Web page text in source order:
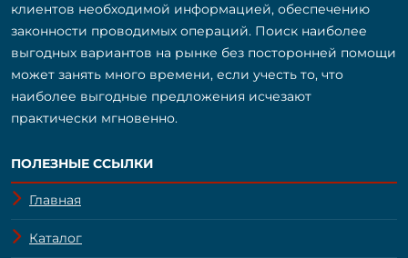
клиентов необходимой информацией, обеспечению
законности проводимых операций. Поиск наиболее
выгодных вариантов на рынке без посторонней помощи
может занять много времени, если учесть то, что
наиболее выгодные предложения исчезают
практически мгновенно.
ПОЛЕЗНЫЕ ССЫЛКИ
Главная
Каталог